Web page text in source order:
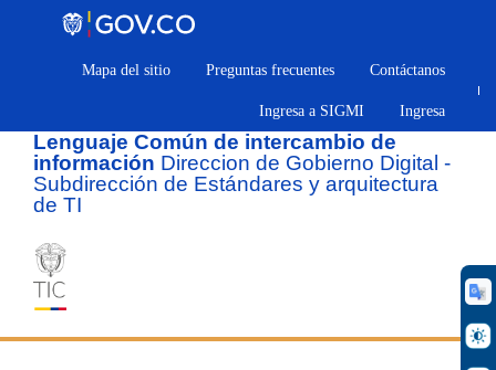
contenido
Mapa del sitio Preguntas frecuentes Contáctanos
Ingresa a SIGMI Ingresa
Lenguaje Común de intercambio de
información Direccion de Gobierno Digital -
Subdirección de Estándares y arquitectura
de TI